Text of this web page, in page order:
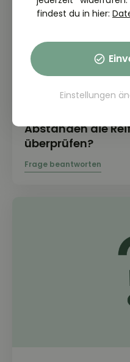
THEORIE FRAGE: 2.7.02-021
Abständen die
überprüfen?
findest du in hier:
Einstellungen